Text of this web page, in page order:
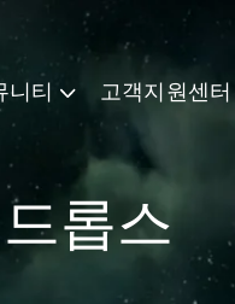
니티 고객지원센터
롭스